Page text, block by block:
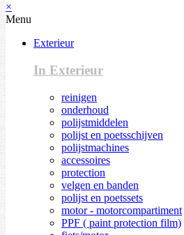
×
Menu
Exterieur
In Exterieur
reinigen
onderhoud
polijstmiddelen
polijst en poetsschijven
polijstmachines
accessoires
protection
velgen en banden
polijst en poetssets
motor - motorcompartiment
PPF ( paint protection film)